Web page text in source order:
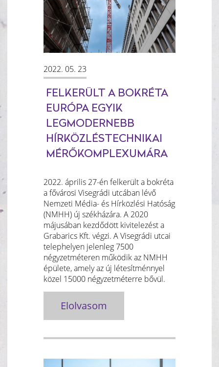
2022. 05. 23
FELKERÜLT A BOKRÉTA
EURÓPA EGYIK
LEGMODERNEBB
HÍRKÖZLÉSTECHNIKAI
MÉRŐKOMPLEXUMÁRA
2022. április 27-én felkerült a bokréta
a fővárosi Visegrádi utcában lévő
Nemzeti Média- és Hírközlési Hatóság
(NMHH) új székházára. A 2020
májusában kezdődött kivitelezést a
Grabarics Kft. végzi. A Visegrádi utcai
telephelyen jelenleg 7500
négyzetméteren működik az NMHH
épülete, amely az új létesítménnyel
közel 15000 négyzetméterre bővül.
Elolvasom